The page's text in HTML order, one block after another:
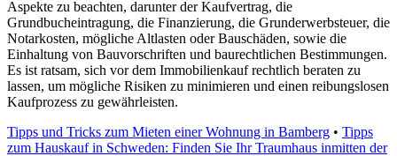
Aspekte zu beachten, darunter der Kaufvertrag, die
Grundbucheintragung, die Finanzierung, die Grunderwerbsteuer, die
Notarkosten, mögliche Altlasten oder Bauschäden, sowie die
Einhaltung von Bauvorschriften und baurechtlichen Bestimmungen.
Es ist ratsam, sich vor dem Immobilienkauf rechtlich beraten zu
lassen, um mögliche Risiken zu minimieren und einen reibungslosen
Kaufprozess zu gewährleisten.
Tipps und Tricks zum Mieten einer Wohnung in Bamberg • Tipps
zum Hauskauf in Schweden: Finden Sie Ihr Traumhaus inmitten der